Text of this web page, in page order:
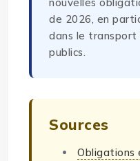
nouvelles
de 2026, en
dans le
publics.
Sources
Obligations